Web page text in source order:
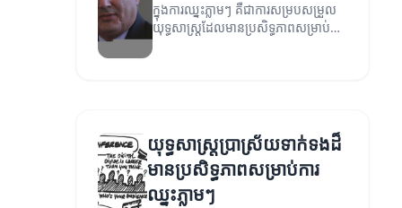
ក្នុងការឈ្នះភ្លាមៗ គឺជាការសម្របសម្រួល
យុទ្ធសាស្ត្រដែលមានប្រសិទ្ធភាពសម្រាប់អ្នក
ដឹកនាំ។
យុទ្ធសាស្ត្រប្រាស្រ័យទាក់ទងដ៏
មានប្រសិទ្ធភាពសម្រាប់ការ
ឈ្នះភ្លាមៗ